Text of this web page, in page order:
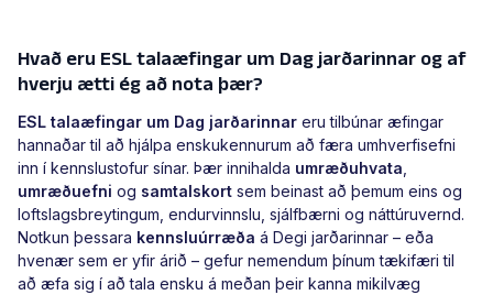
Hvað eru ESL talaæfingar um Dag jarðarinnar og af
hverju ætti ég að nota þær?
ESL talaæfingar um Dag jarðarinnar eru tilbúnar æfingar
hannaðar til að hjálpa enskukennurum að færa umhverfisefni
inn í kennslustofur sínar. Þær innihalda umræðuhvata,
umræðuefni og samtalskort sem beinast að þemum eins og
loftslagsbreytingum, endurvinnslu, sjálfbærni og náttúruvernd.
Notkun þessara kennsluúrræða á Degi jarðarinnar – eða
hvenær sem er yfir árið – gefur nemendum þínum tækifæri til
að æfa sig í að tala ensku á meðan þeir kanna mikilvæg